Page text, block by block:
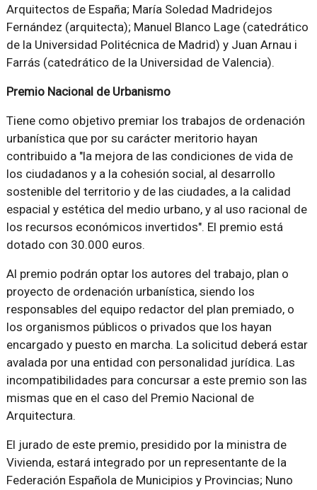
Arquitectos de España; María Soledad Madridejos
Fernández (arquitecta); Manuel Blanco Lage (catedrático
de la Universidad Politécnica de Madrid) y Juan Arnau i
Farrás (catedrático de la Universidad de Valencia).
Premio Nacional de Urbanismo
Tiene como objetivo premiar los trabajos de ordenación
urbanística que por su carácter meritorio hayan
contribuido a "la mejora de las condiciones de vida de
los ciudadanos y a la cohesión social, al desarrollo
sostenible del territorio y de las ciudades, a la calidad
espacial y estética del medio urbano, y al uso racional de
los recursos económicos invertidos". El premio está
dotado con 30.000 euros.
Al premio podrán optar los autores del trabajo, plan o
proyecto de ordenación urbanística, siendo los
responsables del equipo redactor del plan premiado, o
los organismos públicos o privados que los hayan
encargado y puesto en marcha. La solicitud deberá estar
avalada por una entidad con personalidad jurídica. Las
incompatibilidades para concursar a este premio son las
mismas que en el caso del Premio Nacional de
Arquitectura.
El jurado de este premio, presidido por la ministra de
Vivienda, estará integrado por un representante de la
Federación Española de Municipios y Provincias; Nuno